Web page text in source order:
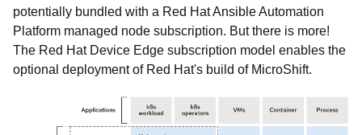
potentially bundled with a Red Hat Ansible Automation
Platform managed node subscription. But there is more!
The Red Hat Device Edge subscription model enables the
optional deployment of Red Hat's build of MicroShift.